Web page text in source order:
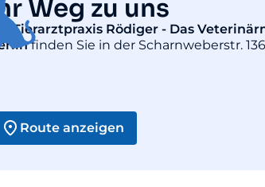
Weg zu uns
Tierarztpraxis Rödiger - Das
finden Sie in der Scharnweberstr.
Route anzeigen